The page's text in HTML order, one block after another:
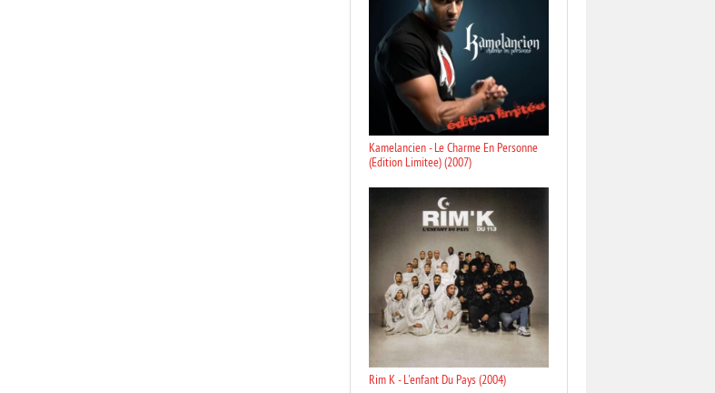
Kamelancien - Le Charme En Personne
(Edition Limitee) (2007)
Rim K - L'enfant Du Pays (2004)